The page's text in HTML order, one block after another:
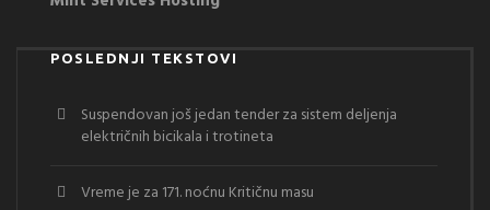
POSLEDNJI TEKSTOVI
Suspendovan još jedan tender za sistem deljenja
električnih bicikala i trotineta
Vreme je za 171. noćnu Kritičnu masu